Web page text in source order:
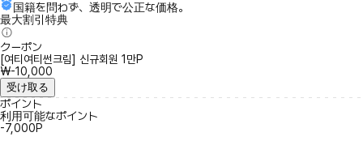
国籍を問わず、透明で公正な価格。
最大割引特典
クーポン
[여티여티썬크림] 신규회원 1만P
₩-10,000
受け取る
ポイント
利用可能なポイント
-7,000P